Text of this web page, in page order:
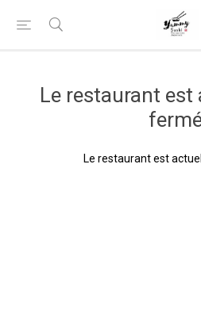
Le restaurant
Le restaurant est